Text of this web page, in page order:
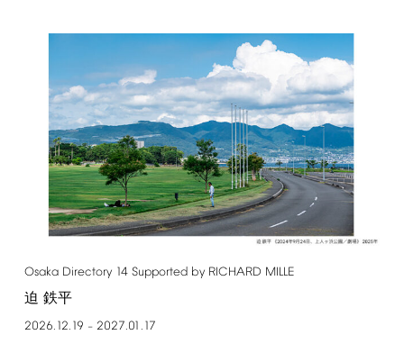
Osaka Directory 14 Supported by RICHARD MILLE
迫 鉄平
2026.12.19 – 2027.01.17